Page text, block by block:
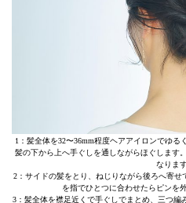
1：髪全体を32〜36mm程度ヘアアイロンでゆ
髪の下から上へ手ぐしを通しながらほぐします
なります
2：サイドの髪をとり、ねじりながら後ろへ寄
を指でひとつに合わせたらピンを
3：髪全体を襟足近くで手ぐしでまとめ、三つ編